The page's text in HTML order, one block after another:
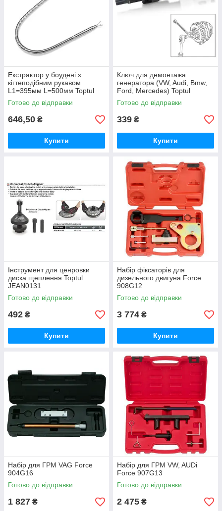
Екстрактор у боудені з
кігтеподібним рукавом
L1=395мм L=500мм Toptul
JJCG0350
Готово до відправки
646,50 ₴
Купити
Ключ для демонтажа
генератора (VW, Audі, Bmw,
Ford, Mercedes) Toptul
JDCD3310
Готово до відправки
339 ₴
Купити
Інструмент для ценровки
диска щеплення Toptul
JEAN0131
Готово до відправки
492 ₴
Купити
Набір фіксаторів для
дизельного двигуна Force
908G12
Готово до відправки
3 774 ₴
Купити
Набір для ГРМ VAG Force
904G16
Готово до відправки
1 827 ₴
Набір для ГРМ VW, AUDі
Force 907G13
Готово до відправки
2 475 ₴